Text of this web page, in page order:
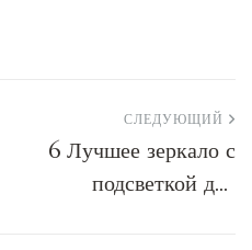
СЛЕДУЮЩИЙ
6 Лучшее зеркало с
подсветкой для